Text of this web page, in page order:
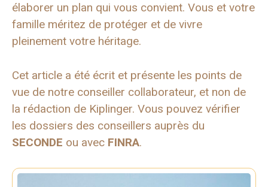
élaborer un plan qui vous convient. Vous et votre
famille méritez de protéger et de vivre
pleinement votre héritage.
Cet article a été écrit et présente les points de
vue de notre conseiller collaborateur, et non de
la rédaction de Kiplinger. Vous pouvez vérifier
les dossiers des conseillers auprès du
SECONDE ou avec FINRA.